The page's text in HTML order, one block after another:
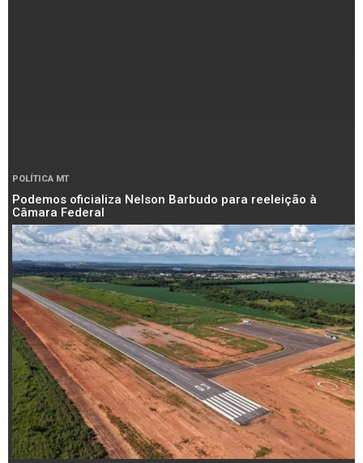
POLÍTICA MT
Podemos oficializa Nelson Barbudo para reeleição à
Câmara Federal